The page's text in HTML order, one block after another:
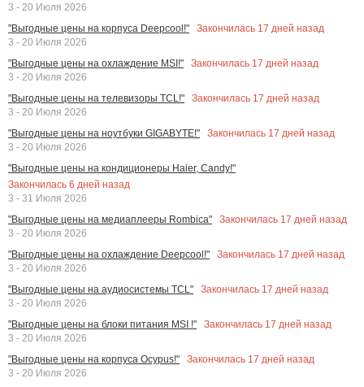
3 - 20 Июля 2026
"Выгодные цены на корпуса Deepcool!"
Закончилась 17 дней назад
3 - 20 Июля 2026
"Выгодные цены на охлаждение MSI!"
Закончилась 17 дней назад
3 - 20 Июля 2026
"Выгодные цены на телевизоры TCL!"
Закончилась 17 дней назад
3 - 20 Июля 2026
"Выгодные цены на ноутбуки GIGABYTE!"
Закончилась 17 дней назад
3 - 20 Июля 2026
"Выгодные цены на кондиционеры Haier, Candy!"
Закончилась 6 дней назад
3 - 31 Июля 2026
"Выгодные цены на медиаплееры Rombica"
Закончилась 17 дней назад
3 - 20 Июля 2026
"Выгодные цены на охлаждение Deepcool!"
Закончилась 17 дней назад
3 - 20 Июля 2026
"Выгодные цены на аудиосистемы TCL"
Закончилась 17 дней назад
3 - 20 Июля 2026
"Выгодные цены на блоки питания MSI !"
Закончилась 17 дней назад
3 - 20 Июля 2026
"Выгодные цены на корпуса Ocypus!"
Закончилась 17 дней назад
3 - 20 Июля 2026